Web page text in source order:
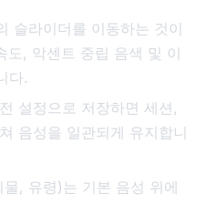
슬라이더를 이동하는 것이
도, 악센트 중립 음색 및 이
다.
설정으로 저장하면 세션,
음성을 일관되게 유지합니
, 유령)는 기본 음성 위에